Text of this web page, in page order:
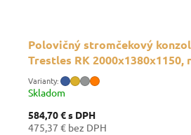
Polovičný stromčekový
Trestles RK 2000x1380x1150,
obojstranný
Skladom
584,70 €s DPH
475,37 € bez DPH